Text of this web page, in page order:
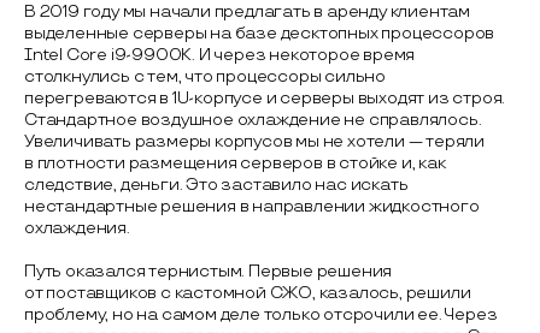
В 2019 году мы начали предлагать в аренду клиентам
выделенные серверы на базе десктопных процессоров
Intel Core i9-9900K. И через некоторое время
столкнулись с тем, что процессоры сильно
перегреваются в 1U-корпусе и серверы выходят из строя.
Стандартное воздушное охлаждение не справлялось.
Увеличивать размеры корпусов мы не хотели — теряли
в плотности размещения серверов в стойке и, как
следствие, деньги. Это заставило нас искать
нестандартные решения в направлении жидкостного
охлаждения.
Путь оказался тернистым. Первые решения
от поставщиков с кастомной СЖО, казалось, решили
проблему, но на самом деле только отсрочили ее. Через